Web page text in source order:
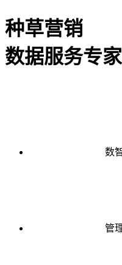
种草营销
数据服务专家
数
管